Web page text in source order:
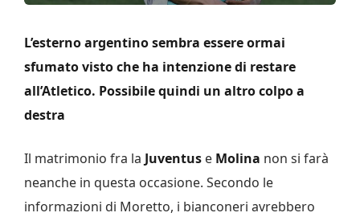
L’esterno argentino sembra essere ormai
sfumato visto che ha intenzione di restare
all’Atletico. Possibile quindi un altro colpo a
destra
Il matrimonio fra la Juventus e Molina non si farà
neanche in questa occasione. Secondo le
informazioni di Moretto, i bianconeri avrebbero